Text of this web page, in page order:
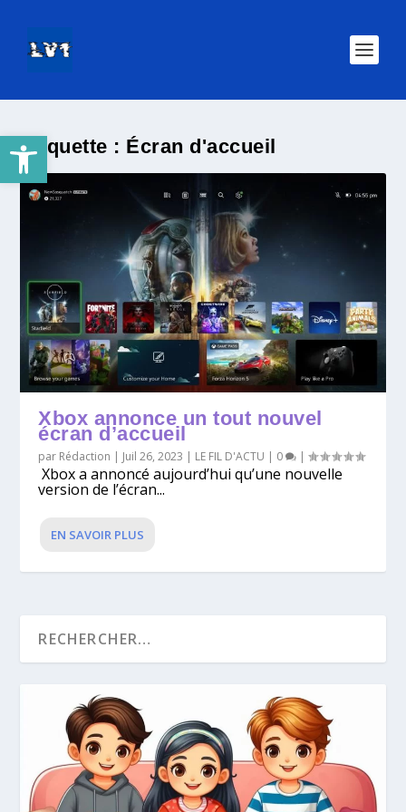
Ouvrir la barre d’outilsÉtiquette : Écran d'accueil
Xbox annonce un tout nouvel
écran d’accueil
par Rédaction | Juil 26, 2023 | LE FIL D'ACTU | 0 |
Xbox a annoncé aujourd’hui qu’une nouvelle
version de l’écran...
EN SAVOIR PLUS